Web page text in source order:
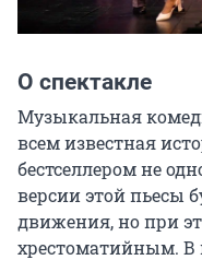
О спектакле
Музыкальная
всем известная
бестселлером не
версии этой пьесы
движения, но при
хрестоматийным. В